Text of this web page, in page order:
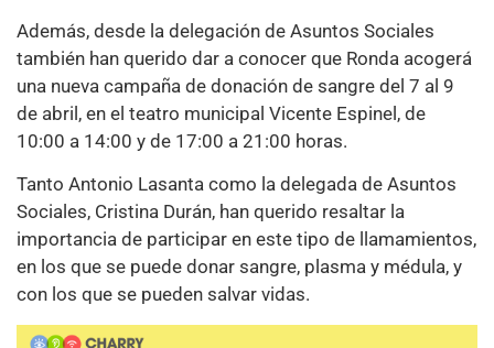
Además, desde la delegación de Asuntos Sociales
también han querido dar a conocer que Ronda acogerá
una nueva campaña de donación de sangre del 7 al 9
de abril, en el teatro municipal Vicente Espinel, de
10:00 a 14:00 y de 17:00 a 21:00 horas.
Tanto Antonio Lasanta como la delegada de Asuntos
Sociales, Cristina Durán, han querido resaltar la
importancia de participar en este tipo de llamamientos,
en los que se puede donar sangre, plasma y médula, y
con los que se pueden salvar vidas.